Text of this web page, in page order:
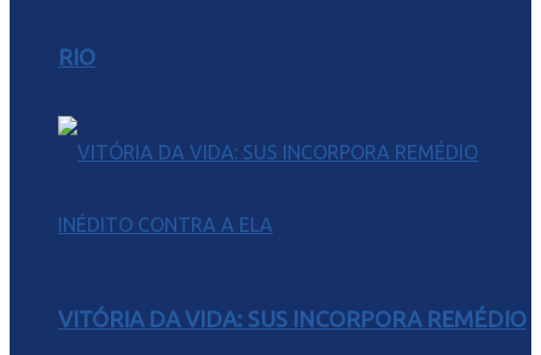
RIO
VITÓRIA DA VIDA: SUS INCORPORA REMÉDIO